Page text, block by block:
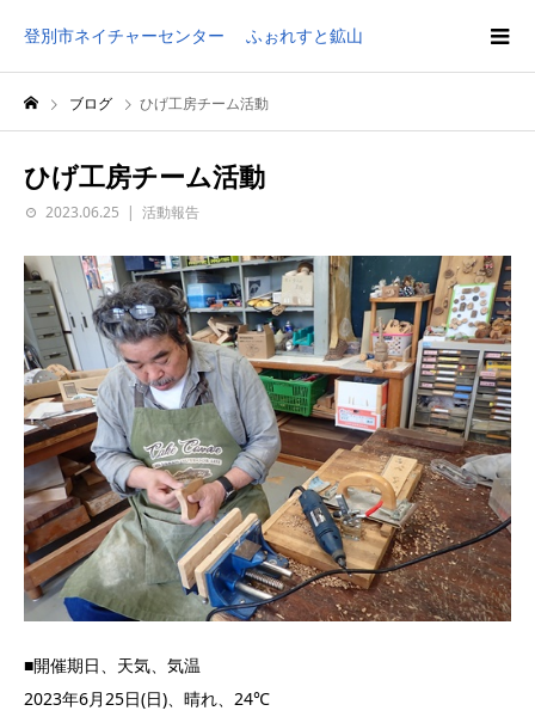
登別市ネイチャーセンター ふぉれすと鉱山
ブログ ひげ工房チーム活動
ひげ工房チーム活動
2023.06.25 活動報告
■開催期日、天気、気温
2023年6月25日(日)、晴れ、24℃